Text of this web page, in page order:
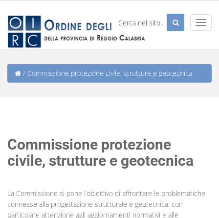
/ Commissione protezione civile, strutture e geotecnica
Commissione protezione
civile, strutture e geotecnica
La Commissione si pone l’obiettivo di affrontare le problematiche
connesse alla progettazione strutturale e geotecnica, con
particolare attenzione agli aggiornamenti normativi e alle